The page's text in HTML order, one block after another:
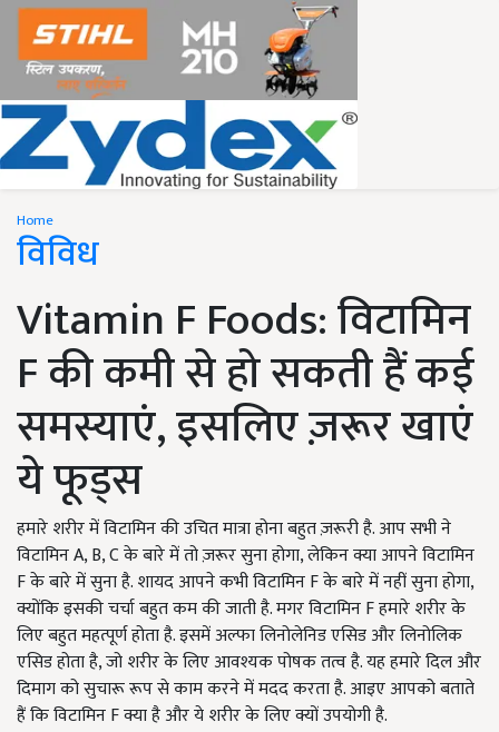
Home
विविध
Vitamin F Foods: विटामिन
F की कमी से हो सकती हैं कई
समस्याएं, इसलिए ज़रूर खाएं
ये फूड्स
हमारे शरीर में विटामिन की उचित मात्रा होना बहुत ज़रूरी है. आप सभी ने
विटामिन A, B, C के बारे में तो ज़रूर सुना होगा, लेकिन क्या आपने विटामिन
F के बारे में सुना है. शायद आपने कभी विटामिन F के बारे में नहीं सुना होगा,
क्योंकि इसकी चर्चा बहुत कम की जाती है. मगर विटामिन F हमारे शरीर के
लिए बहुत महत्पूर्ण होता है. इसमें अल्फा लिनोलेनिड एसिड और लिनोलिक
एसिड होता है, जो शरीर के लिए आवश्यक पोषक तत्व है. यह हमारे दिल और
दिमाग को सुचारू रूप से काम करने में मदद करता है. आइए आपको बताते
हैं कि विटामिन F क्या है और ये शरीर के लिए क्यों उपयोगी है.